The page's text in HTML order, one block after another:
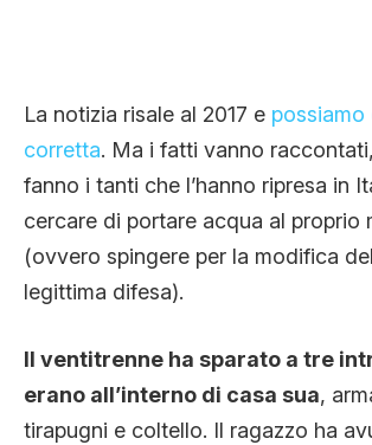
La notizia risale al 2017 e possiamo
corretta. Ma i fatti vanno
fanno i tanti che l’hanno ripresa in
cercare di portare acqua al proprio
(ovvero spingere per la modifica
legittima difesa).
Il ventitrenne ha sparato a tre
erano all’interno di casa sua,
tirapugni e coltello. Il ragazzo ha